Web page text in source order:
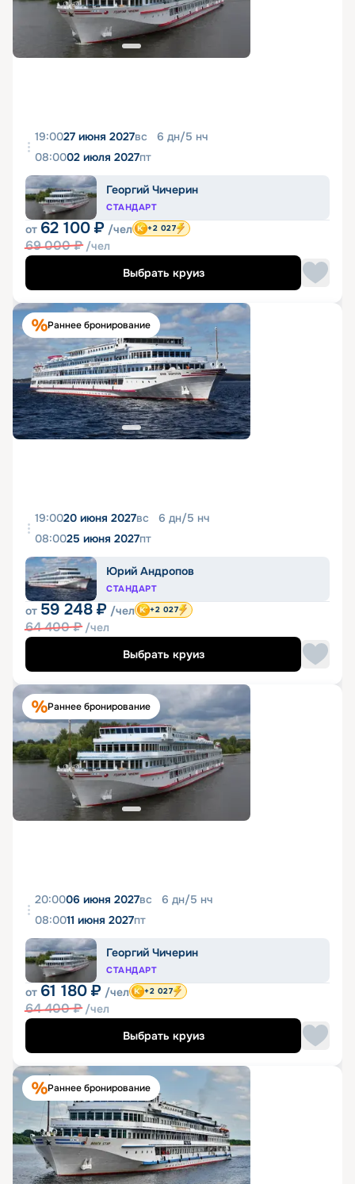
19:0027 июня 2027вс 6 дн/5 нч
08:0002 июля 2027пт
Георгий Чичерин
СТАНДАРТ
от 62 100 ₽ /чел
69 000₽ /чел
+2 027
Выбрать круиз
Раннее бронирование
19:0020 июня 2027вс 6 дн/5 нч
08:0025 июня 2027пт
Юрий Андропов
СТАНДАРТ
от 59 248 ₽ /чел
64 400₽ /чел
+2 027
Выбрать круиз
Раннее бронирование
20:0006 июня 2027вс 6 дн/5 нч
08:0011 июня 2027пт
Георгий Чичерин
СТАНДАРТ
от 61 180 ₽ /чел
64 400₽ /чел
+2 027
Выбрать круиз
Раннее бронирование